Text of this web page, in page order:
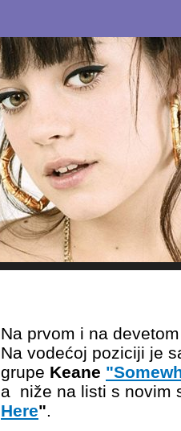
Na prvom i na
Na vodećoj poziciji je
grupe Keane
a niže na listi s novim
Here".